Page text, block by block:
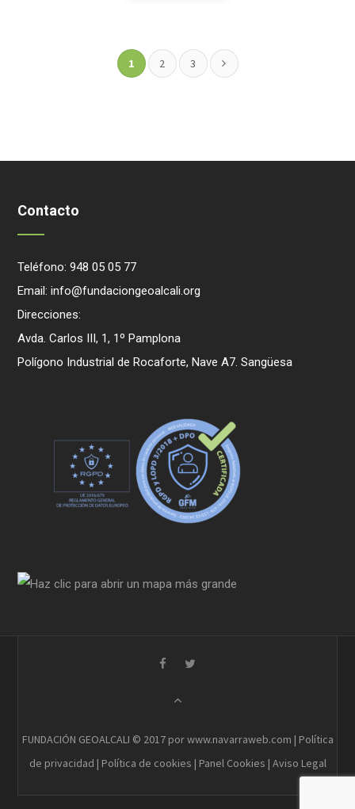
1 2 3
Contacto
Teléfono: 948 05 05 77
Email: info@fundaciongeoalcali.org
Direcciones:
Avda. Carlos III, 1, 1º Pamplona
Polígono Industrial de Rocaforte, Nave A7. Sangüesa
FUNDACIÓN GEOALCALI © 2017 por www.navarraweb.com | Política
de privacidad | Política de cookies | Panel Cookies | Aviso Legal